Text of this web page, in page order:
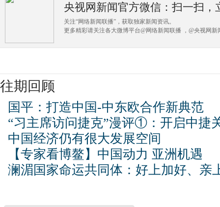
央视网新闻官方微信：扫一扫，
关注“网络新闻联播”，获取独家新闻资讯。
更多精彩请关注各大微博平台@网络新闻联播 ，@央视网新
往期回顾
国平：打造中国-中东欧合作新典范
“习主席访问捷克”漫评①：开启中捷
中国经济仍有很大发展空间
【专家看博鳌】中国动力 亚洲机遇
澜湄国家命运共同体：好上加好、亲